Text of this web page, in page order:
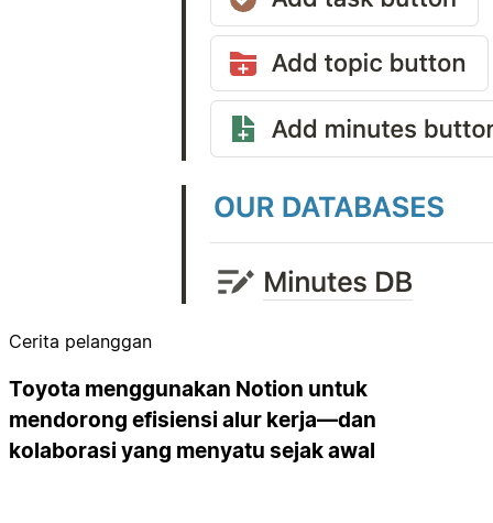
Cerita pelanggan
Toyota menggunakan Notion untuk
mendorong efisiensi alur kerja—dan
kolaborasi yang menyatu sejak awal